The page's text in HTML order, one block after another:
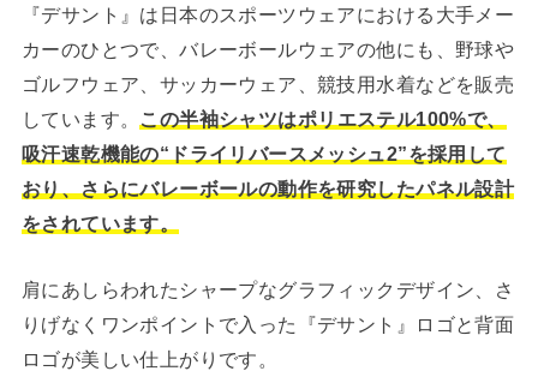
『デサント』は日本のスポーツウェアにおける大手メー
カーのひとつで、バレーボールウェアの他にも、野球や
ゴルフウェア、サッカーウェア、競技用水着などを販売
しています。 この半袖シャツはポリエステル100%で、
吸汗速乾機能の“ドライリバースメッシュ2”を採用して
おり、さらにバレーボールの動作を研究したパネル設計
をされています。
肩にあしらわれたシャープなグラフィックデザイン、さ
りげなくワンポイントで入った『デサント』ロゴと背面
ロゴが美しい仕上がりです。